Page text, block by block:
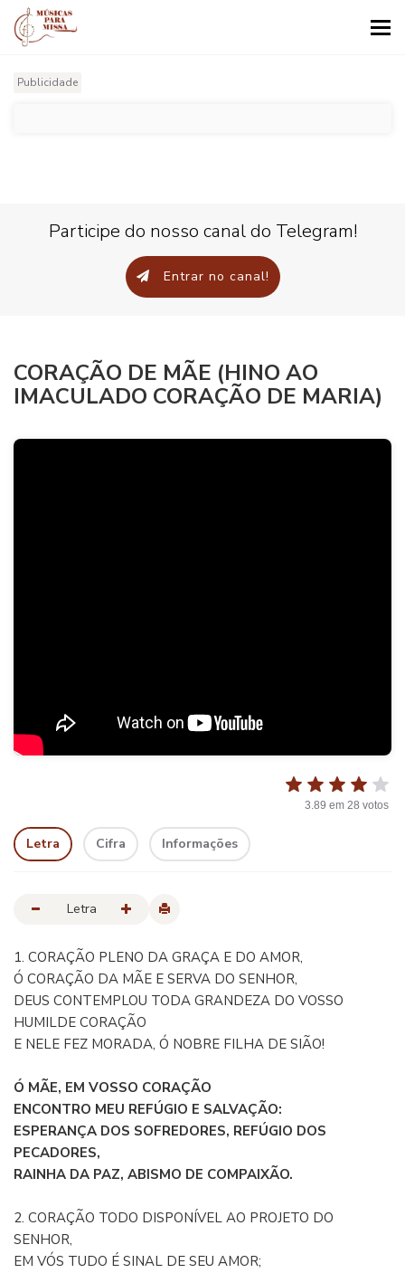
Publicidade
Participe do nosso canal do Telegram!
Entrar no canal!
CORAÇÃO DE MÃE (HINO AO
IMACULADO CORAÇÃO DE MARIA)
3.89 em 28 votos
Letra Cifra Informações
Letra
1. CORAÇÃO PLENO DA GRAÇA E DO AMOR,
Ó CORAÇÃO DA MÃE E SERVA DO SENHOR,
DEUS CONTEMPLOU TODA GRANDEZA DO VOSSO
HUMILDE CORAÇÃO
E NELE FEZ MORADA, Ó NOBRE FILHA DE SIÃO!
Ó MÃE, EM VOSSO CORAÇÃO
ENCONTRO MEU REFÚGIO E SALVAÇÃO:
ESPERANÇA DOS SOFREDORES, REFÚGIO DOS
PECADORES,
RAINHA DA PAZ, ABISMO DE COMPAIXÃO.
2. CORAÇÃO TODO DISPONÍVEL AO PROJETO DO
SENHOR,
EM VÓS TUDO É SINAL DE SEU AMOR;